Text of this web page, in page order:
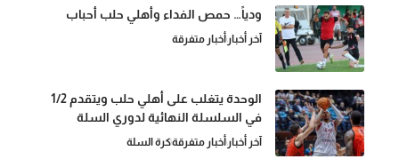
ودياً… حمص الفداء وأهلي حلب أحباب
آخر أخبارأخبار متفرقة
الوحدة يتغلب على أهلي حلب ويتقدم 1/2
في السلسلة النهائية لدوري السلة
آخر أخبارأخبار متفرقةكرة السلة